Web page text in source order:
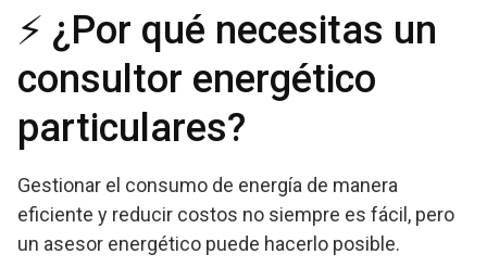
⚡ ¿Por qué necesitas un
consultor energético
particulares?
Gestionar el consumo de energía de manera
eficiente y reducir costos no siempre es fácil, pero
un asesor energético puede hacerlo posible.